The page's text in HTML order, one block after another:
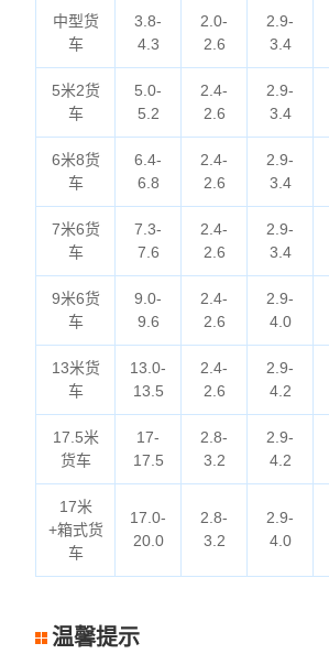
中型货
车
3.8-
4.3
2.0-
2.6
2.9-
3.4
5米2货
车
5.0-
5.2
2.4-
2.6
2.9-
3.4
6米8货
车
6.4-
6.8
2.4-
2.6
2.9-
3.4
7米6货
车
7.3-
7.6
2.4-
2.6
2.9-
3.4
9米6货
车
9.0-
9.6
2.4-
2.6
2.9-
4.0
13米货
车
13.0-
13.5
2.4-
2.6
2.9-
4.2
17.5米
货车
17-
17.5
2.8-
3.2
2.9-
4.2
17米
+箱式货
车
17.0-
20.0
2.8-
3.2
2.9-
4.0
温馨提示